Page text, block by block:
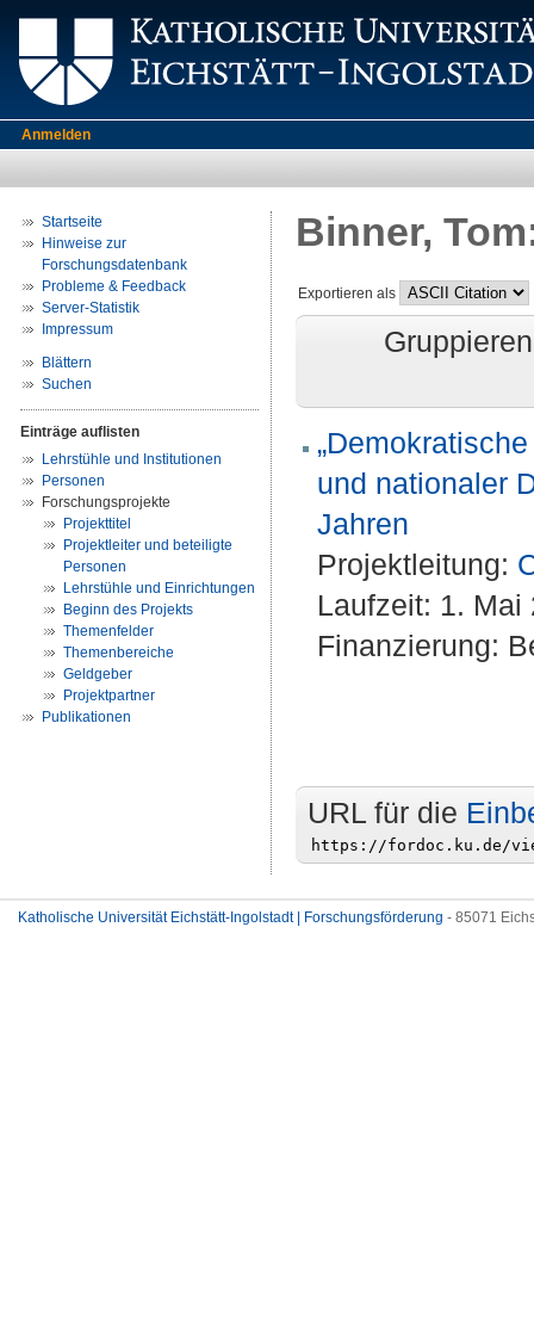
Anmelden
Startseite
Hinweise zur
Forschungsdatenbank
Probleme & Feedback
Server-Statistik
Impressum
Blättern
Suchen
Einträge auflisten
Lehrstühle und Institutionen
Personen
Forschungsprojekte
Projekttitel
Projektleiter und beteiligte
Personen
Lehrstühle und Einrichtungen
Beginn des Projekts
Themenfelder
Themenbereiche
Geldgeber
Projektpartner
Publikationen
Binner, Tom
Exportieren als
und nationaler
Jahren
Projektleitung:
Laufzeit: 1. Mai
Finanzierung:
URL für die
Katholische Universität Eichstätt-Ingolstadt | Forschungsförderung - 85071